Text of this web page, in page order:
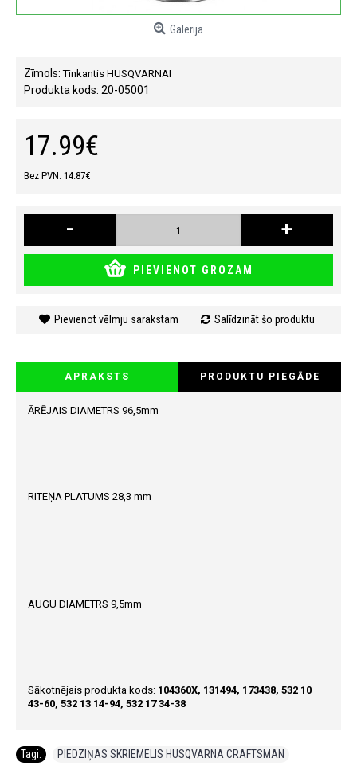
Galerija
Zīmols:Tinkantis HUSQVARNAI
Produkta kods: 20-05001
17.99€
Bez PVN: 14.87€
- +
PIEVIENOT GROZAM
Pievienot vēlmju sarakstam Salīdzināt šo produktu
APRAKSTS PRODUKTU PIEGĀDE
ĀRĒJAIS DIAMETRS 96,5mm
RITEŅA PLATUMS 28,3 mm
AUGU DIAMETRS 9,5mm
Sākotnējais produkta kods: 104360X, 131494, 173438, 532 10
43-60, 532 13 14-94, 532 17 34-38
Tagi: PIEDZIŅAS SKRIEMELIS HUSQVARNA CRAFTSMAN